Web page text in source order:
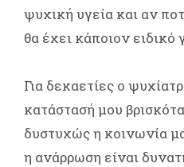
ψυχική υγεία και αν
θα έχει κάποιον ειδικό
Για δεκαετίες ο
κατάστασή μου
δυστυχώς η κοινωνία
η ανάρρωση είναι